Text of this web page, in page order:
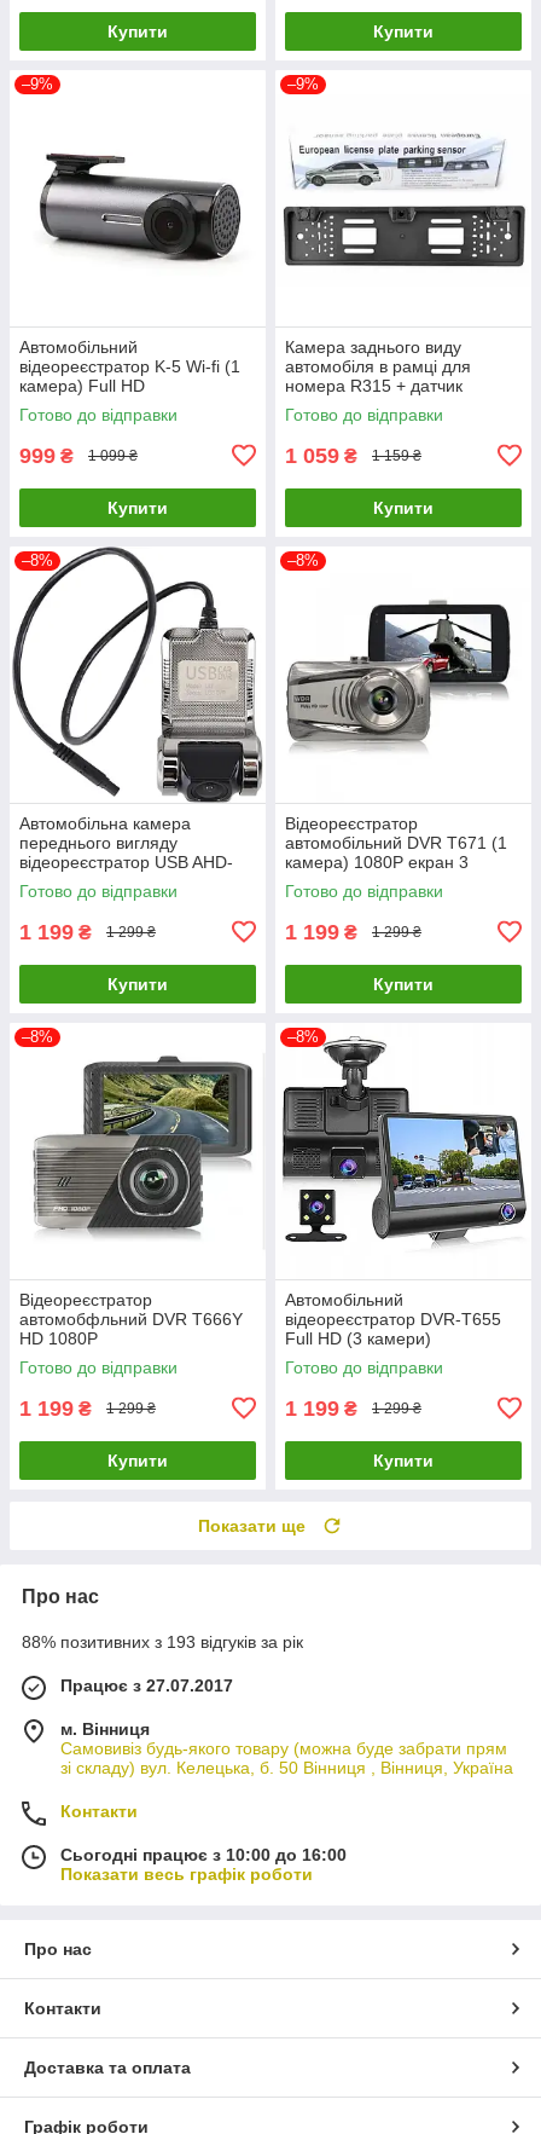
Купити Купити
–9%
Автомобільний
відеореєстратор K-5 Wi-fi (1
камера) Full HD
Готово до відправки
999 ₴ 1 099 ₴
Купити
–9%
Камера заднього виду
автомобіля в рамці для
номера R315 + датчик
паркування
Готово до відправки
1 059 ₴ 1 159 ₴
Купити
–8%
Автомобільна камера
переднього вигляду
відеореєстратор USB AHD-
720P U2
Готово до відправки
1 199 ₴ 1 299 ₴
Купити
–8%
Відеореєстратор
автомобільний DVR T671 (1
камера) 1080P екран 3
дюйми
Готово до відправки
1 199 ₴ 1 299 ₴
Купити
–8%
Відеореєстратор
автомобфльний DVR T666Y
HD 1080P
Готово до відправки
1 199 ₴ 1 299 ₴
Купити
–8%
Автомобільний
відеореєстратор DVR-T655
Full HD (3 камери)
Готово до відправки
1 199 ₴ 1 299 ₴
Купити
Показати ще
Про нас
88% позитивних з 193 відгуків за рік
Працює з 27.07.2017
м. Вінниця
Самовивіз будь-якого товару (можна буде забрати прям
зі складу) вул. Келецька, б. 50 Вінниця , Вінниця, Україна
Контакти
Сьогодні працює з 10:00 до 16:00
Показати весь графік роботи
Про нас
Контакти
Доставка та оплата
Графік роботи